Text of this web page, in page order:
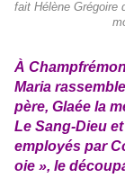
fait Hélène Grégoire
À
Maria
père, Glaée la
Le Sang-Dieu
employés par
oie », le